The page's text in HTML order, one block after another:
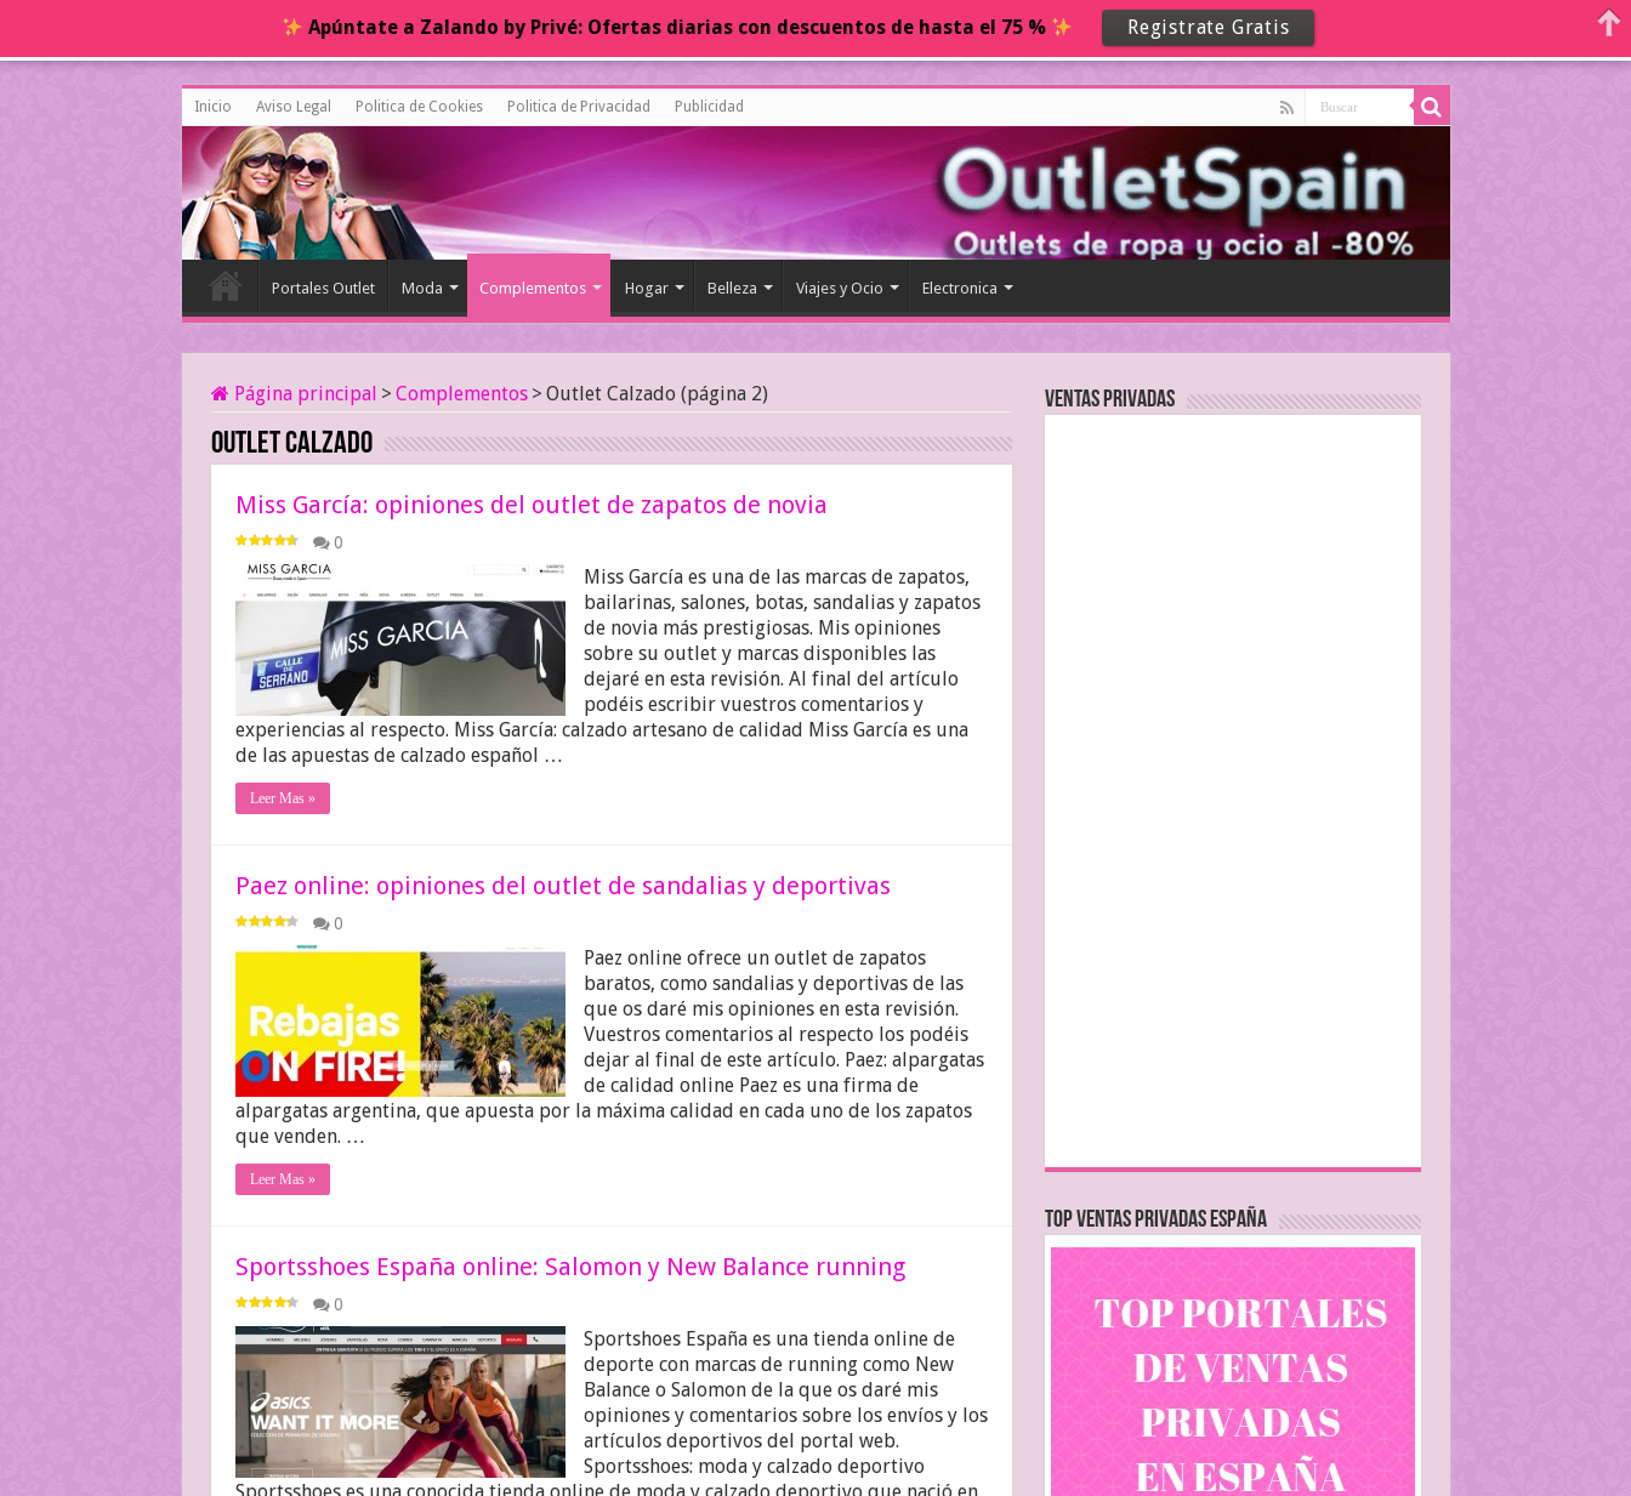
Inicio Aviso Legal Politica de Cookies Politica de Privacidad Publicidad
Portales Outlet Moda Complementos Hogar Belleza Viajes y Ocio Electronica
Página principal > Complementos > Outlet Calzado (página 2)
Outlet Calzado
Miss García: opiniones del outlet de zapatos de novia
0
Miss García es una de las marcas de zapatos,
bailarinas, salones, botas, sandalias y zapatos
de novia más prestigiosas. Mis opiniones
sobre su outlet y marcas disponibles las
dejaré en esta revisión. Al final del artículo
podéis escribir vuestros comentarios y
experiencias al respecto. Miss García: calzado artesano de calidad Miss García es una
de las apuestas de calzado español …
Leer Mas »
Paez online: opiniones del outlet de sandalias y deportivas
0
Paez online ofrece un outlet de zapatos
baratos, como sandalias y deportivas de las
que os daré mis opiniones en esta revisión.
Vuestros comentarios al respecto los podéis
dejar al final de este artículo. Paez: alpargatas
de calidad online Paez es una firma de
alpargatas argentina, que apuesta por la máxima calidad en cada uno de los zapatos
que venden. …
Leer Mas »
Sportsshoes España online: Salomon y New Balance running
0
Sportshoes España es una tienda online de
deporte con marcas de running como New
Balance o Salomon de la que os daré mis
opiniones y comentarios sobre los envíos y los
artículos deportivos del portal web.
Sportsshoes: moda y calzado deportivo
Sportsshoes es una conocida tienda online de moda y calzado deportivo que nació en
Ventas Privadas
TOP VENTAS PRIVADAS ESPAÑA
Apúntate a Zalando by Privé: Ofertas diarias con descuentos de hasta el 75 % Registrate Gratis